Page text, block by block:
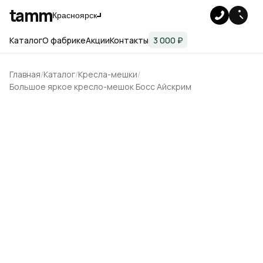
tammКрасноярск
КаталогО фабрикеАкцииКонтакты 3 000 ₽
Главная Каталог Кресла-мешки
Большое яркое кресло-мешок Босс Айскрим